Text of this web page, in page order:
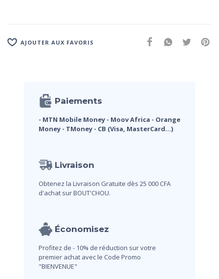
AJOUTER AUX FAVORIS
Paiements
- MTN Mobile Money - Moov Africa - Orange
Money - TMoney - CB (Visa, MasterCard...)
Livraison
Obtenez la Livraison Gratuite dès 25 000 CFA
d'achat sur BOUT'CHOU.
Économisez
Profitez de - 10% de réduction sur votre
premier achat avec le Code Promo
"BIENVENUE"